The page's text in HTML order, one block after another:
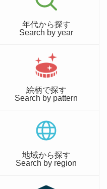
年代から探す
Search by year
絵柄で探す
Search by pattern
地域から探す
Search by region